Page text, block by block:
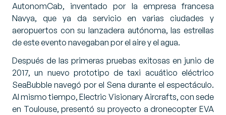
AutonomCab, inventado por la empresa francesa
Navya, que ya da servicio en varias ciudades y
aeropuertos con su lanzadera autónoma, las estrellas
de este evento navegaban por el aire y el agua.
Después de las primeras pruebas exitosas en junio de
2017, un nuevo prototipo de taxi acuático eléctrico
SeaBubble navegó por el Sena durante el espectáculo.
Al mismo tiempo, Electric Visionary Aircrafts, con sede
en Toulouse, presentó su proyecto a dronecopter EVA